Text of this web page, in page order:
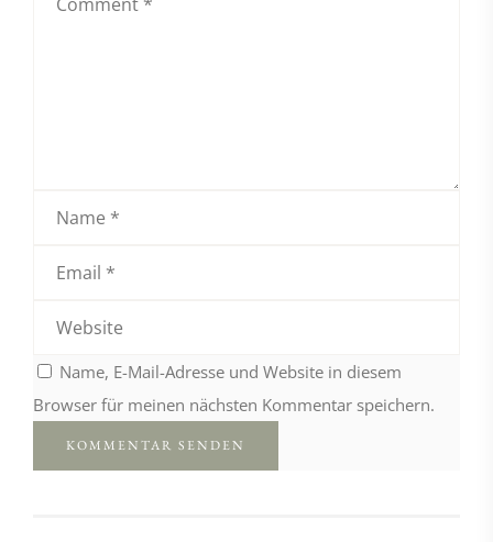
Name, E-Mail-Adresse und Website in diesem
Browser für meinen nächsten Kommentar speichern.